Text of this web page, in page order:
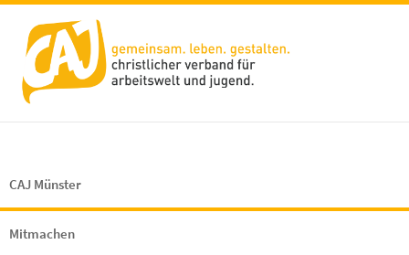
CAJ Münster
Mitmachen